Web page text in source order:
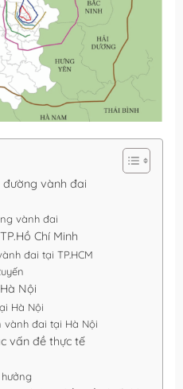
đường vành đai
vành đai
Chí Minh
đai tại TP.HCM
Nội
Hà Nội
đai tại Hà Nội
vấn đề thực tế